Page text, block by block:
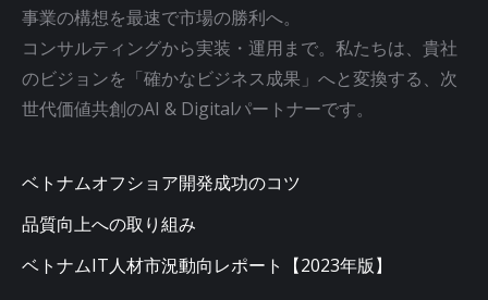
事業の構想を最速で市場の勝利へ。
コンサルティングから実装・運用まで。私たちは、貴社
のビジョンを「確かなビジネス成果」へと変換する、次
世代価値共創のAI & Digitalパートナーです。
ベトナムオフショア開発成功のコツ
品質向上への取り組み
ベトナムIT人材市況動向レポート【2023年版】